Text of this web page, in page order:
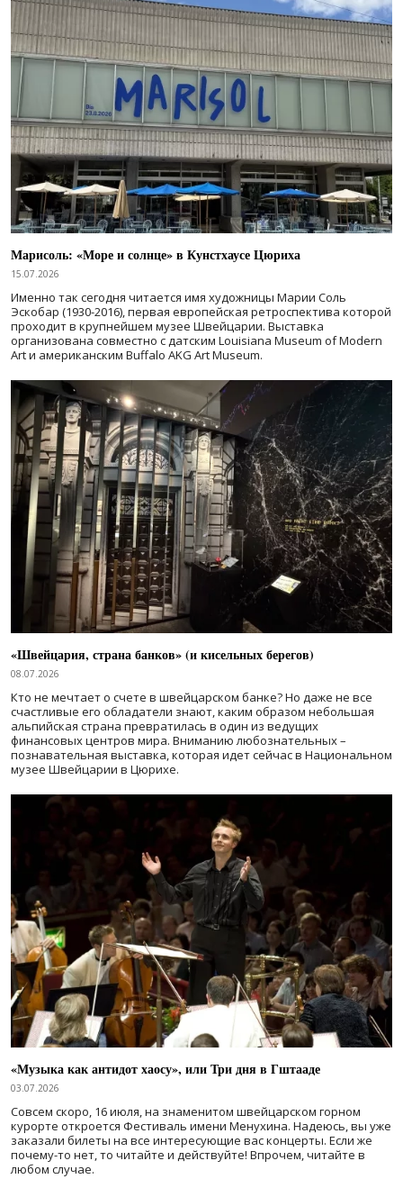
Марисоль: «Море и солнце» в Кунстхаусе Цюриха
15.07.2026
Именно так сегодня читается имя художницы Марии Соль
Эскобар (1930-2016), первая европейская ретроспектива которой
проходит в крупнейшем музее Швейцарии. Выставка
организована совместно с датским Louisiana Museum of Modern
Art и американским Buffalo AKG Art Museum.
«Швейцария, страна банков» (и кисельных берегов)
08.07.2026
Кто не мечтает о счете в швейцарском банке? Но даже не все
счастливые его обладатели знают, каким образом небольшая
альпийская страна превратилась в один из ведущих
финансовых центров мира. Вниманию любознательных –
познавательная выставка, которая идет сейчас в Национальном
музее Швейцарии в Цюрихе.
«Музыка как антидот хаосу», или Три дня в Гштааде
03.07.2026
Совсем скоро, 16 июля, на знаменитом швейцарском горном
курорте откроется Фестиваль имени Менухина. Надеюсь, вы уже
заказали билеты на все интересующие вас концерты. Если же
почему-то нет, то читайте и действуйте! Впрочем, читайте в
любом случае.